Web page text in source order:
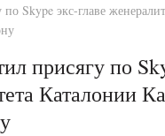
по Skype экс-главе
присягу по
Каталонии